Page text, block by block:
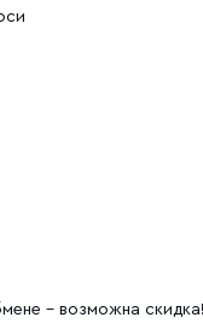
- возможна скидка!